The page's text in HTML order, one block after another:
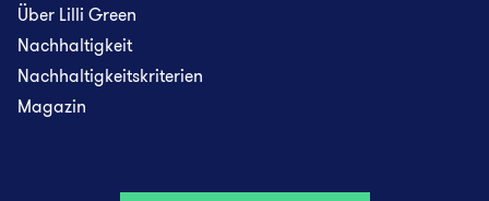
Über Lilli Green
Nachhaltigkeit
Nachhaltigkeitskriterien
Magazin